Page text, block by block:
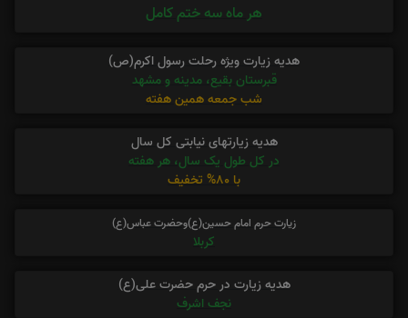
هر ماه سه ختم کامل
هدیه زیارت ویژه رحلت رسول اکرم(ص)
قبرستان بقیع، مدینه و مشهد
شب جمعه همین هفته
هدیه زیارتهای نیابتی کل سال
در کل طول یک سال، هر هفته
با 80% تخفیف
زیارت حرم امام حسین(ع)وحضرت عباس(ع)
کربلا
هدیه زیارت در حرم حضرت علی(ع)
نجف اشرف